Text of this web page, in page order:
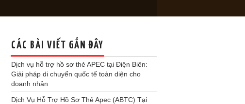
CÁC BÀI VIẾT GẦN ĐÂY
Dịch vụ hỗ trợ hồ sơ thẻ APEC tại Điện Biên:
Giải pháp di chuyển quốc tế toàn diện cho
doanh nhân
Dịch Vụ Hỗ Trợ Hồ Sơ Thẻ Apec (ABTC) Tại